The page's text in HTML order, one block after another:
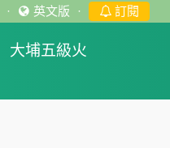
· 英文版 · 訂閱
大埔五級火